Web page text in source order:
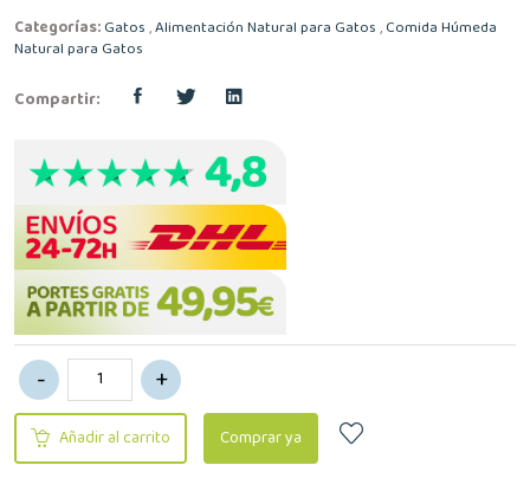
Categorías:Gatos,Alimentación Natural para Gatos,Comida Húmeda
Natural para Gatos
Compartir:
Añadir al carrito Comprar ya